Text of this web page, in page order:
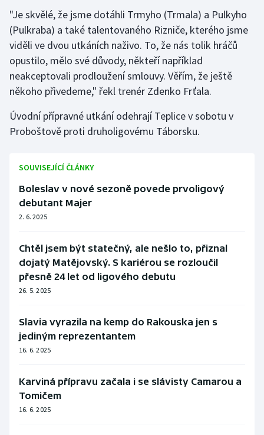
"Je skvělé, že jsme dotáhli Trmyho (Trmala) a Pulkyho
(Pulkraba) a také talentovaného Rizniče, kterého jsme
viděli ve dvou utkáních naživo. To, že nás tolik hráčů
opustilo, mělo své důvody, někteří například
neakceptovali prodloužení smlouvy. Věřím, že ještě
někoho přivedeme," řekl trenér Zdenko Frťala.
Úvodní přípravné utkání odehrají Teplice v sobotu v
Proboštově proti druholigovému Táborsku.
SOUVISEJÍCÍ ČLÁNKY
Boleslav v nové sezoně povede prvoligový
debutant Majer
2. 6. 2025
Chtěl jsem být statečný, ale nešlo to, přiznal
dojatý Matějovský. S kariérou se rozloučil
přesně 24 let od ligového debutu
26. 5. 2025
Slavia vyrazila na kemp do Rakouska jen s
jediným reprezentantem
16. 6. 2025
Karviná přípravu začala i se slávisty Camarou a
Tomičem
16. 6. 2025